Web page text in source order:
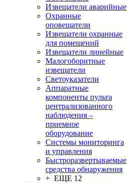
Извещатели аварийные
Охранные
оповещатели
Извещатели охранные
для помещений
Извещатели линейные
Малогоборитные
извещатели
Светоуказатели
Аппаратные
компоненты пульта
централизованного
наблюдения –
приемное
оборудование
Системы мониторинга
и управления
Быстроразвертываемые
средства обнаружения
+ ЕЩЕ 12